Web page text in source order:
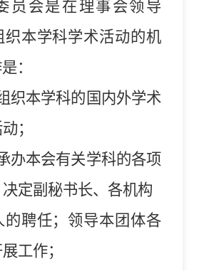
员会是在理事会领导
织本学科学术活动的机
：
织本学科的国内外学术
；
办本会有关学科的各项
定副秘书长、各机构
的聘任；领导本团体各
工作；